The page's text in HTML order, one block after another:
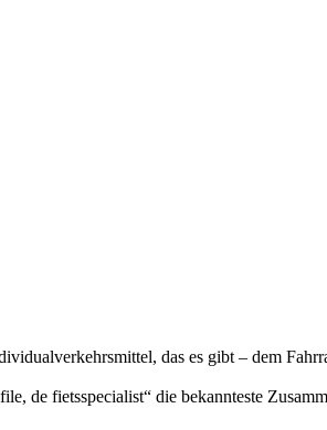
das es gibt – dem
de fietsspecialist“ die bekannteste